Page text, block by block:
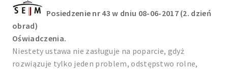
Posiedzenie nr 43 w dniu 08-06-2017 (2. dzień
obrad)
Oświadczenia.
Niestety ustawa nie zasługuje na poparcie, gdyż
rozwiązuje tylko jeden problem, odstępstwo rolne,